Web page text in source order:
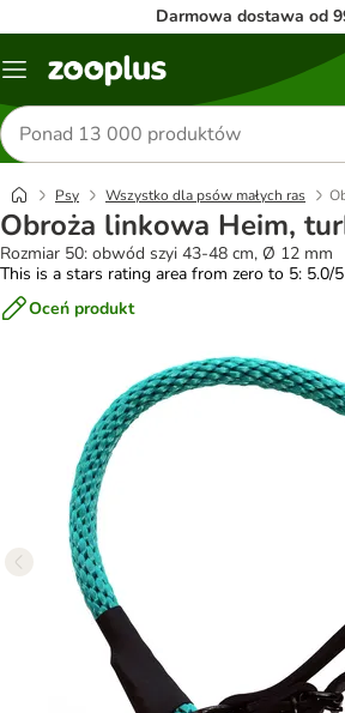
Darmowa dostawa od
Menu
Szukaj
produktów
Psy Wszystko dla psów małych ras
Obroża linkowa Heim,
Rozmiar 50: obwód szyi 43-48 cm, Ø 12 mm
This is a stars rating area from zero to 5: 5.0/5
Oceń produkt